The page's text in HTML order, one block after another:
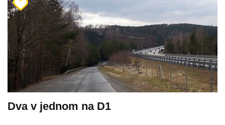
Dva v jednom na D1